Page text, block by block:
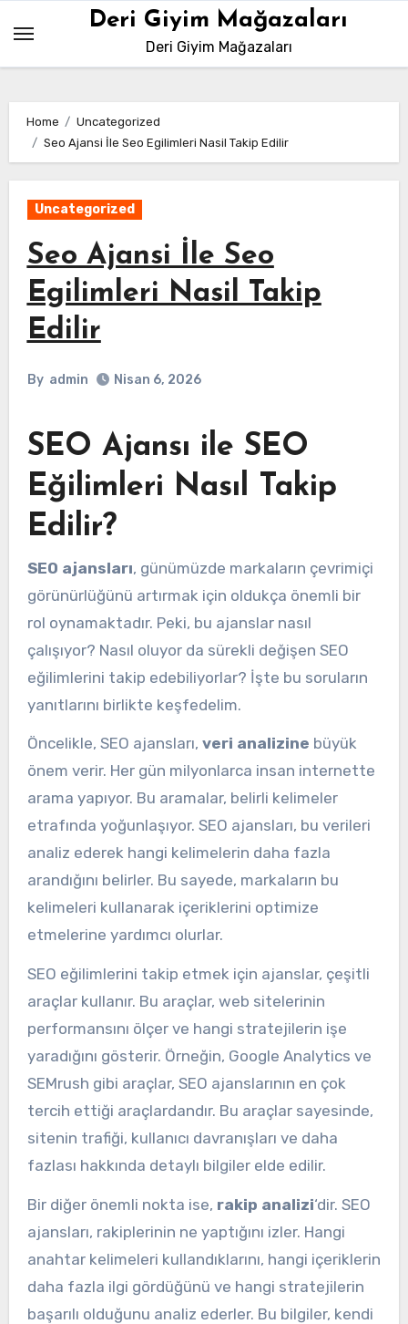
content
Deri Giyim Mağazaları
Deri Giyim Mağazaları
Home
Uncategorized
Seo Ajansi İle Seo Egilimleri Nasil Takip Edilir
Uncategorized
Seo Ajansi İle Seo
Egilimleri Nasil Takip
Edilir
By admin Nisan 6, 2026
SEO Ajansı ile SEO
Eğilimleri Nasıl Takip
Edilir?
SEO ajansları, günümüzde markaların çevrimiçi
görünürlüğünü artırmak için oldukça önemli bir
rol oynamaktadır. Peki, bu ajanslar nasıl
çalışıyor? Nasıl oluyor da sürekli değişen SEO
eğilimlerini takip edebiliyorlar? İşte bu soruların
yanıtlarını birlikte keşfedelim.
Öncelikle, SEO ajansları, veri analizine büyük
önem verir. Her gün milyonlarca insan internette
arama yapıyor. Bu aramalar, belirli kelimeler
etrafında yoğunlaşıyor. SEO ajansları, bu verileri
analiz ederek hangi kelimelerin daha fazla
arandığını belirler. Bu sayede, markaların bu
kelimeleri kullanarak içeriklerini optimize
etmelerine yardımcı olurlar.
SEO eğilimlerini takip etmek için ajanslar, çeşitli
araçlar kullanır. Bu araçlar, web sitelerinin
performansını ölçer ve hangi stratejilerin işe
yaradığını gösterir. Örneğin, Google Analytics ve
SEMrush gibi araçlar, SEO ajanslarının en çok
tercih ettiği araçlardandır. Bu araçlar sayesinde,
sitenin trafiği, kullanıcı davranışları ve daha
fazlası hakkında detaylı bilgiler elde edilir.
Bir diğer önemli nokta ise, rakip analizi‘dir. SEO
ajansları, rakiplerinin ne yaptığını izler. Hangi
anahtar kelimeleri kullandıklarını, hangi içeriklerin
daha fazla ilgi gördüğünü ve hangi stratejilerin
başarılı olduğunu analiz ederler. Bu bilgiler, kendi